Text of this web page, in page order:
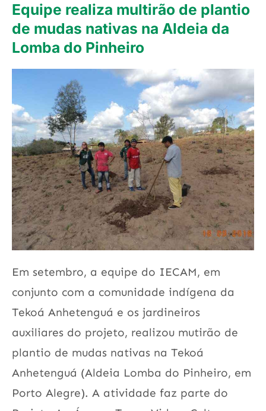
Equipe realiza multirão de plantio
de mudas nativas na Aldeia da
Lomba do Pinheiro
Em setembro, a equipe do IECAM, em
conjunto com a comunidade indígena da
Tekoá Anhetenguá e os jardineiros
auxiliares do projeto, realizou mutirão de
plantio de mudas nativas na Tekoá
Anhetenguá (Aldeia Lomba do Pinheiro, em
Porto Alegre). A atividade faz parte do